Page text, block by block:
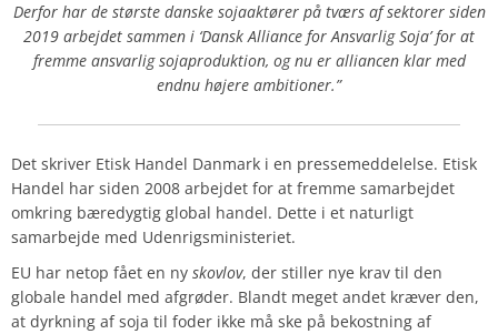
Derfor har de største danske sojaaktører på tværs af sektorer siden
2019 arbejdet sammen i ‘Dansk Alliance for Ansvarlig Soja’ for at
fremme ansvarlig sojaproduktion, og nu er alliancen klar med
endnu højere ambitioner.”
Det skriver Etisk Handel Danmark i en pressemeddelelse. Etisk
Handel har siden 2008 arbejdet for at fremme samarbejdet
omkring bæredygtig global handel. Dette i et naturligt
samarbejde med Udenrigsministeriet.
EU har netop fået en ny skovlov, der stiller nye krav til den
globale handel med afgrøder. Blandt meget andet kræver den,
at dyrkning af soja til foder ikke må ske på bekostning af